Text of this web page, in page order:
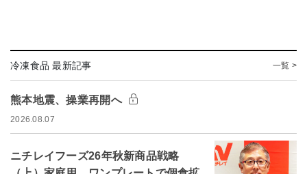
冷凍食品 最新記事 一覧 >
熊本地震、操業再開へ
2026.08.07
ニチレイフーズ26年秋新商品戦略